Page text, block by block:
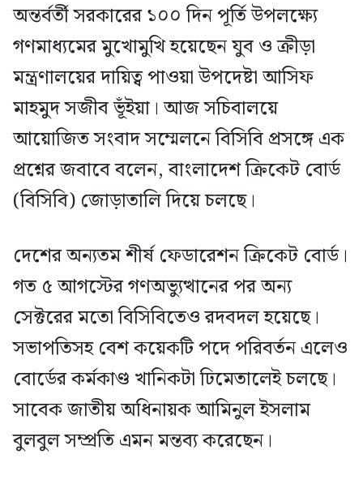
অন্তর্বর্তী সরকারের ১০০ দিন পূর্তি উপলক্ষ্যে
গণমাধ্যমের মুখোমুখি হয়েছেন যুব ও ক্রীড়া
মন্ত্রণালয়ের দায়িত্ব পাওয়া উপদেষ্টা আসিফ
মাহমুদ সজীব ভূঁইয়া। আজ সচিবালয়ে
আয়োজিত সংবাদ সম্মেলনে বিসিবি প্রসঙ্গে এক
প্রশ্নের জবাবে বলেন, বাংলাদেশ ক্রিকেট বোর্ড
(বিসিবি) জোড়াতালি দিয়ে চলছে।
দেশের অন্যতম শীর্ষ ফেডারেশন ক্রিকেট বোর্ড।
গত ৫ আগস্টের গণঅভ্যুত্থানের পর অন্য
সেক্টরের মতো বিসিবিতেও রদবদল হয়েছে।
সভাপতিসহ বেশ কয়েকটি পদে পরিবর্তন এলেও
বোর্ডের কর্মকাণ্ড খানিকটা ঢিমেতালেই চলছে।
সাবেক জাতীয় অধিনায়ক আমিনুল ইসলাম
বুলবুল সম্প্রতি এমন মন্তব্য করেছেন।